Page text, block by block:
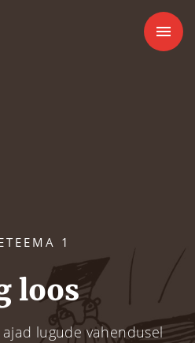
menu
1
loos
lugude vahendusel